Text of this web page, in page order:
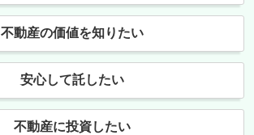
不動産の価値を知りたい
安心して託したい
不動産に投資したい